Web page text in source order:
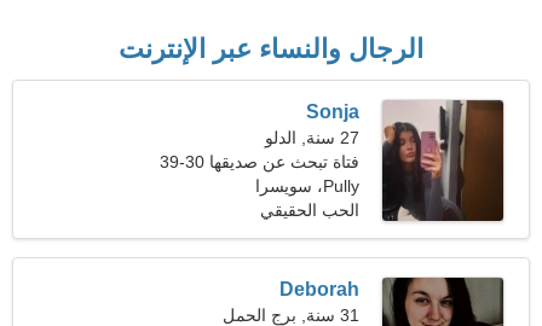
الرجال والنساء عبر الإنترنت
Sonja
27 سنة, الدلو
فتاة تبحث عن صديقها 30-39
Pully، سويسرا
الحب الحقيقي
Deborah
31 سنة, برج الحمل